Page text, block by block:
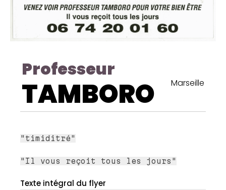
Professeur
TAMBORO Marseille
"timiditré"
"Il vous reçoit tous les jours"
Texte intégral du flyer